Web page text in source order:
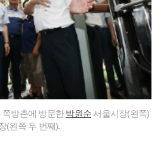
방촌에 방문한박원순 서울시장(왼쪽)
(왼쪽 두 번째).